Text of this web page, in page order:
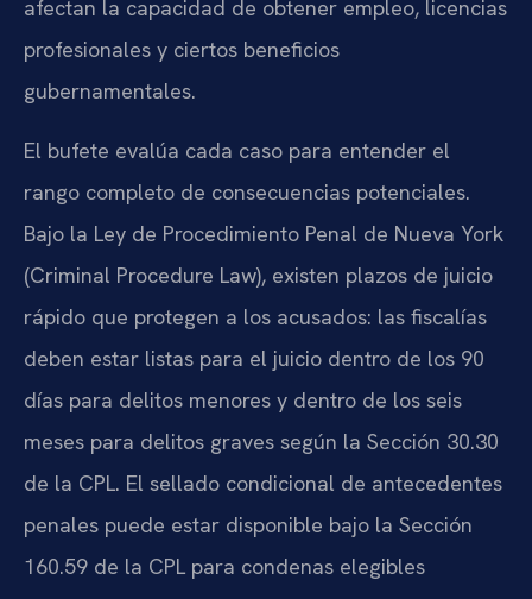
afectan la capacidad de obtener empleo, licencias
profesionales y ciertos beneficios
gubernamentales.
El bufete evalúa cada caso para entender el
rango completo de consecuencias potenciales.
Bajo la Ley de Procedimiento Penal de Nueva York
(Criminal Procedure Law), existen plazos de juicio
rápido que protegen a los acusados: las fiscalías
deben estar listas para el juicio dentro de los 90
días para delitos menores y dentro de los seis
meses para delitos graves según la Sección 30.30
de la CPL. El sellado condicional de antecedentes
penales puede estar disponible bajo la Sección
160.59 de la CPL para condenas elegibles